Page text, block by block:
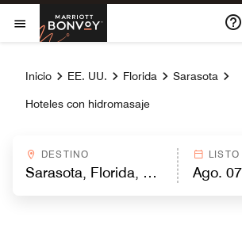
Skip to Content
Abrir el menú
Marriott Bonvoy
Inicio EE. UU. Florida Sarasota
Hoteles con hidromasaje
DESTINO LISTO